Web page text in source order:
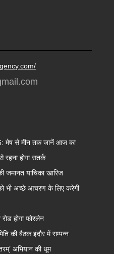
मेष से मीन तक जानें आज का
होगा सतर्क
जमानत याचिका खारिज
को भी अच्छे आचरण के लिए करेगी
होगा फोरलेन
की बैठक इंदौर में सम्पन्न
अभियान की धूम